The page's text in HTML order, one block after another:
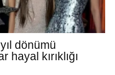
dönümü
kırıklığı